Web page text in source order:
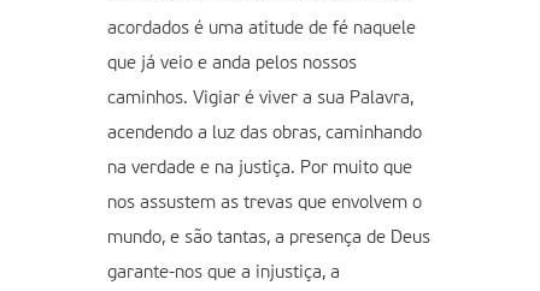
acordados é uma atitude de fé naquele
que já veio e anda pelos nossos
caminhos. Vigiar é viver a sua Palavra,
acendendo a luz das obras, caminhando
na verdade e na justiça. Por muito que
nos assustem as trevas que envolvem o
mundo, e são tantas, a presença de Deus
garante-nos que a injustiça, a